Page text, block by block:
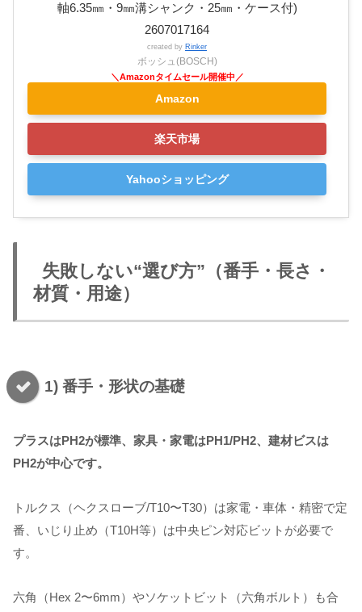
軸6.35㎜・9㎜溝シャンク・25㎜・ケース付)
2607017164
created by Rinker
ボッシュ(BOSCH)
Amazon
楽天市場
Yahooショッピング
失敗しない“選び方”（番手・長さ・
材質・用途）
1) 番手・形状の基礎
プラスはPH2が標準、家具・家電はPH1/PH2、建材ビスは
PH2が中心です。
トルクス（ヘクスローブ/T10〜T30）は家電・車体・精密で定
番、いじり止め（T10H等）は中央ピン対応ビットが必要で
す。
六角（Hex 2〜6mm）やソケットビット（六角ボルト）も合